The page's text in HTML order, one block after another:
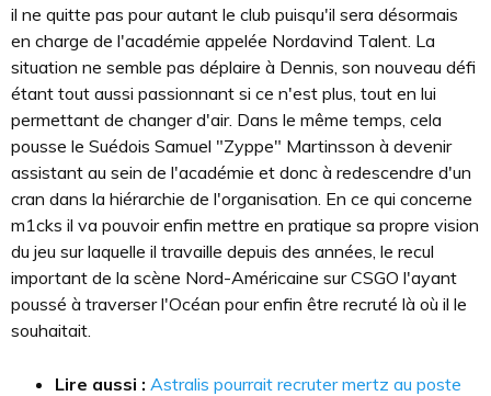
il ne quitte pas pour autant le club puisqu'il sera désormais
en charge de l'académie appelée Nordavind Talent. La
situation ne semble pas déplaire à Dennis, son nouveau défi
étant tout aussi passionnant si ce n'est plus, tout en lui
permettant de changer d'air. Dans le même temps, cela
pousse le Suédois Samuel "Zyppe" Martinsson à devenir
assistant au sein de l'académie et donc à redescendre d'un
cran dans la hiérarchie de l'organisation. En ce qui concerne
m1cks il va pouvoir enfin mettre en pratique sa propre vision
du jeu sur laquelle il travaille depuis des années, le recul
important de la scène Nord-Américaine sur CSGO l'ayant
poussé à traverser l'Océan pour enfin être recruté là où il le
souhaitait.
Lire aussi : Astralis pourrait recruter mertz au poste